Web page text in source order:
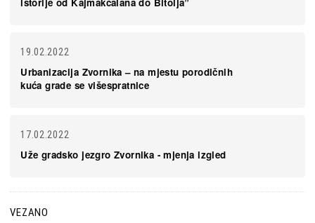
19.02.2022
Urbanizacija Zvornika – na mjestu porodičnih
kuća grade se višespratnice
17.02.2022
Uže gradsko jezgro Zvornika - mjenja izgled
VEZANO